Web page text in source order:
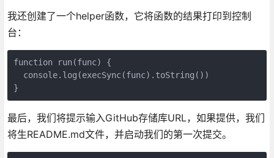
我还创建了一个helper函数，它将函数的结果打印到控制
台：
function run(func) {
  console.log(execSync(func).toString())
最后，我们将提示输入GitHub存储库URL，如果提供，我们
将生README.md文件，并启动我们的第一次提交。